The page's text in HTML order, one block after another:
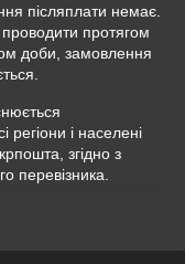
післяплати немає.
протягом
доби, замовлення
і населені
згідно з
перевізника.